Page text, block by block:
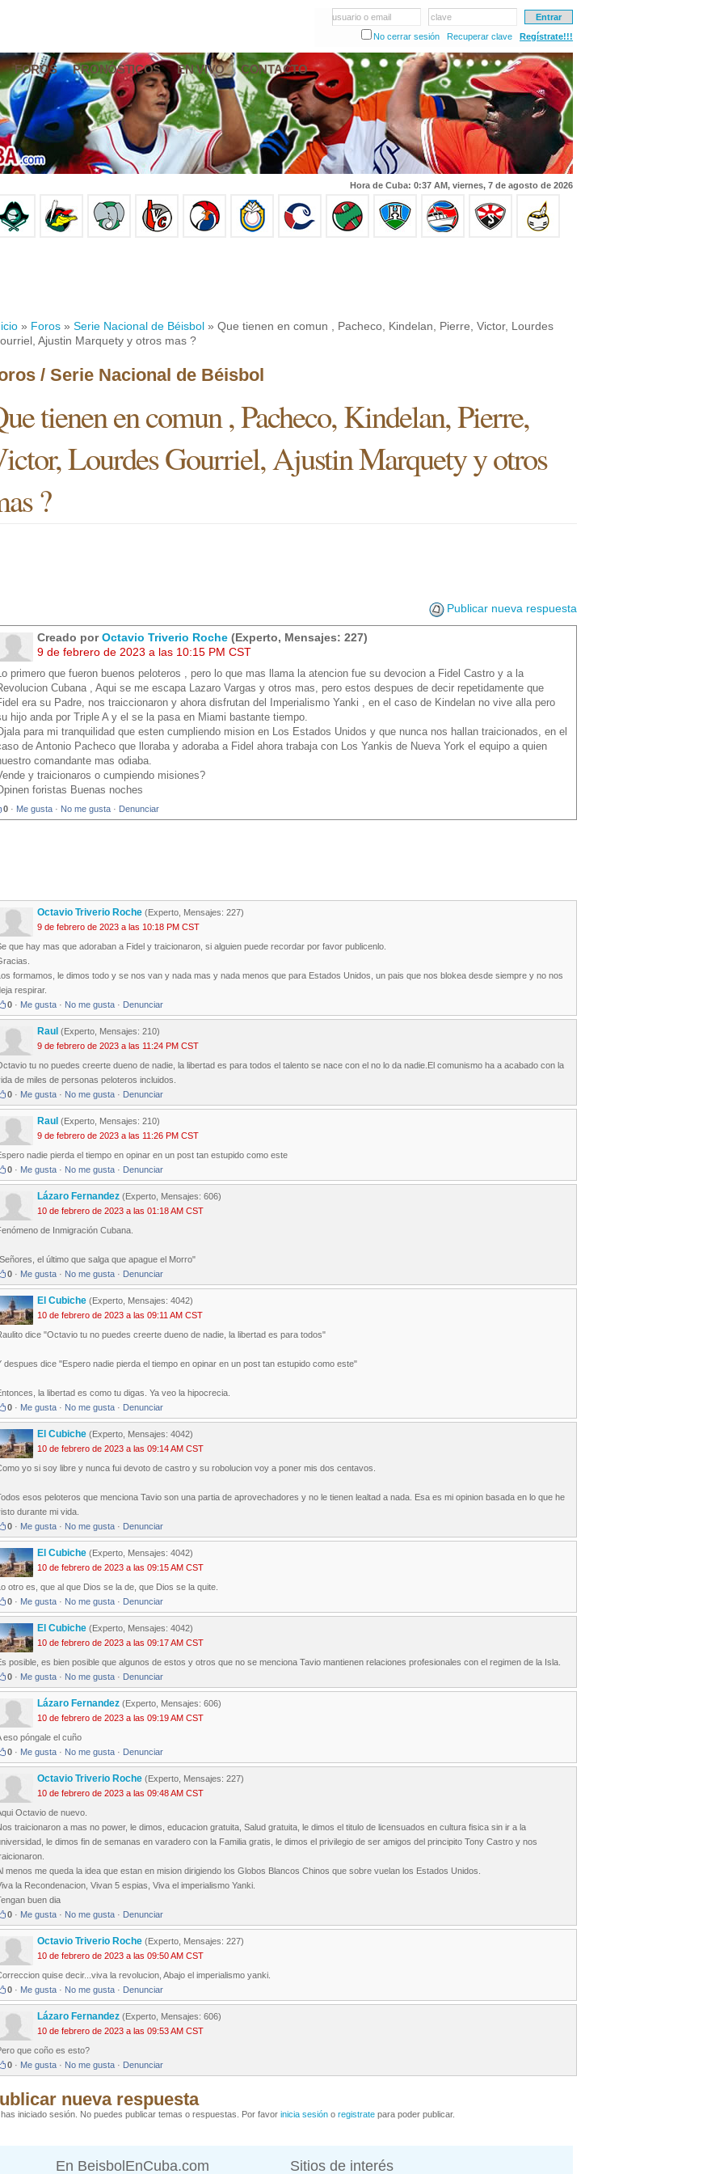
usuario o email
clave
No cerrar sesión
Recuperar clave Regístrate!!!
FOROS PRONÓSTICOS EN VIVO CONTACTO
Hora de Cuba: 0:37 AM, viernes, 7 de agosto de 2026
» Foros » Serie Nacional de Béisbol » Que tienen en comun , Pacheco, Kindelan, Pierre, Victor, Lourdes
Ajustin Marquety y otros mas ?
/ Serie Nacional de Béisbol
tienen en comun , Pacheco, Kindelan, Pierre,
Lourdes Gourriel, Ajustin Marquety y otros
?
Publicar nueva respuesta
Creado porOctavio Triverio Roche (Experto, Mensajes: 227)
9 de febrero de 2023 a las 10:15 PM CST
primero que fueron buenos peloteros , pero lo que mas llama la atencion fue su devocion a Fidel Castro y a la
Cubana , Aqui se me escapa Lazaro Vargas y otros mas, pero estos despues de decir repetidamente que
era su Padre, nos traiccionaron y ahora disfrutan del Imperialismo Yanki , en el caso de Kindelan no vive alla pero
hijo anda por Triple A y el se la pasa en Miami bastante tiempo.
para mi tranquilidad que esten cumpliendo mision en Los Estados Unidos y que nunca nos hallan traicionados, en el
de Antonio Pacheco que lloraba y adoraba a Fidel ahora trabaja con Los Yankis de Nueva York el equipo a quien
comandante mas odiaba.
y traicionaros o cumpiendo misiones?
foristas Buenas noches
0 · Me gusta · No me gusta · Denunciar
Octavio Triverio Roche (Experto, Mensajes: 227)
9 de febrero de 2023 a las 10:18 PM CST
que hay mas que adoraban a Fidel y traicionaron, si alguien puede recordar por favor publicenlo.
formamos, le dimos todo y se nos van y nada mas y nada menos que para Estados Unidos, un pais que nos blokea desde siempre y no nos
respirar.
0 · Me gusta · No me gusta · Denunciar
Raul (Experto, Mensajes: 210)
9 de febrero de 2023 a las 11:24 PM CST
tu no puedes creerte dueno de nadie, la libertad es para todos el talento se nace con el no lo da nadie.El comunismo ha a acabado con la
de miles de personas peloteros incluidos.
0 · Me gusta · No me gusta · Denunciar
Raul (Experto, Mensajes: 210)
9 de febrero de 2023 a las 11:26 PM CST
nadie pierda el tiempo en opinar en un post tan estupido como este
0 · Me gusta · No me gusta · Denunciar
Lázaro Fernandez (Experto, Mensajes: 606)
10 de febrero de 2023 a las 01:18 AM CST
de Inmigración Cubana.
el último que salga que apague el Morro"
0 · Me gusta · No me gusta · Denunciar
El Cubiche (Experto, Mensajes: 4042)
10 de febrero de 2023 a las 09:11 AM CST
dice "Octavio tu no puedes creerte dueno de nadie, la libertad es para todos"
despues dice "Espero nadie pierda el tiempo en opinar en un post tan estupido como este"
la libertad es como tu digas. Ya veo la hipocrecia.
0 · Me gusta · No me gusta · Denunciar
El Cubiche (Experto, Mensajes: 4042)
10 de febrero de 2023 a las 09:14 AM CST
yo si soy libre y nunca fui devoto de castro y su robolucion voy a poner mis dos centavos.
esos peloteros que menciona Tavio son una partia de aprovechadores y no le tienen lealtad a nada. Esa es mi opinion basada en lo que he
durante mi vida.
0 · Me gusta · No me gusta · Denunciar
El Cubiche (Experto, Mensajes: 4042)
10 de febrero de 2023 a las 09:15 AM CST
otro es, que al que Dios se la de, que Dios se la quite.
0 · Me gusta · No me gusta · Denunciar
El Cubiche (Experto, Mensajes: 4042)
10 de febrero de 2023 a las 09:17 AM CST
posible, es bien posible que algunos de estos y otros que no se menciona Tavio mantienen relaciones profesionales con el regimen de la Isla.
0 · Me gusta · No me gusta · Denunciar
Lázaro Fernandez (Experto, Mensajes: 606)
10 de febrero de 2023 a las 09:19 AM CST
eso póngale el cuño
0 · Me gusta · No me gusta · Denunciar
Octavio Triverio Roche (Experto, Mensajes: 227)
10 de febrero de 2023 a las 09:48 AM CST
Octavio de nuevo.
traicionaron a mas no power, le dimos, educacion gratuita, Salud gratuita, le dimos el titulo de licensuados en cultura fisica sin ir a la
le dimos fin de semanas en varadero con la Familia gratis, le dimos el privilegio de ser amigos del principito Tony Castro y nos
menos me queda la idea que estan en mision dirigiendo los Globos Blancos Chinos que sobre vuelan los Estados Unidos.
la Recondenacion, Vivan 5 espias, Viva el imperialismo Yanki.
buen dia
0 · Me gusta · No me gusta · Denunciar
Octavio Triverio Roche (Experto, Mensajes: 227)
10 de febrero de 2023 a las 09:50 AM CST
quise decir...viva la revolucion, Abajo el imperialismo yanki.
0 · Me gusta · No me gusta · Denunciar
Lázaro Fernandez (Experto, Mensajes: 606)
10 de febrero de 2023 a las 09:53 AM CST
que coño es esto?
0 · Me gusta · No me gusta · Denunciar
nueva respuesta
has iniciado sesión. No puedes publicar temas o respuestas. Por favor inicia sesión o registrate para poder publicar.
En BeisbolEnCuba.com Sitios de interés